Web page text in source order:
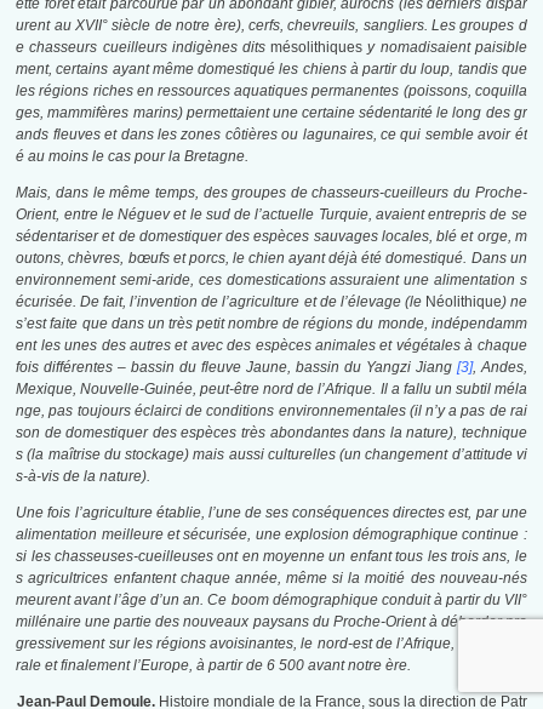
ette forêt était parcourue par un abondant gibier, aurochs (les derniers dispar
urent au XVII° siècle de notre ère), cerfs, chevreuils, sangliers. Les groupes d
e chasseurs cueilleurs indigènes ditsmésolithiques y nomadisaient paisible
ment, certains ayant même domestiqué les chiens à partir du loup, tandis que
les régions riches en ressources aquatiques permanentes (poissons, coquilla
ges, mammifères marins) permettaient une certaine sédentarité le long des gr
ands fleuves et dans les zones côtières ou lagunaires, ce qui semble avoir ét
é au moins le cas pour la Bretagne.
Mais, dans le même temps, des groupes de chasseurs-cueilleurs du Proche-
Orient, entre le Néguev et le sud de l’actuelle Turquie, avaient entrepris de se
sédentariser et de domestiquer des espèces sauvages locales, blé et orge, m
outons, chèvres, bœufs et porcs, le chien ayant déjà été domestiqué. Dans un
environnement semi-aride, ces domestications assuraient une alimentation s
écurisée. De fait, l’invention de l’agriculture et de l’élevage (le Néolithique) ne
s’est faite que dans un très petit nombre de régions du monde, indépendamm
ent les unes des autres et avec des espèces animales et végétales à chaque
fois différentes – bassin du fleuve Jaune, bassin du Yangzi Jiang [3], Andes,
Mexique, Nouvelle-Guinée, peut-être nord de l’Afrique. Il a fallu un subtil méla
nge, pas toujours éclairci de conditions environnementales (il n’y a pas de rai
son de domestiquer des espèces très abondantes dans la nature), technique
s (la maîtrise du stockage) mais aussi culturelles (un changement d’attitude vi
s-à-vis de la nature).
Une fois l’agriculture établie, l’une de ses conséquences directes est, par une
alimentation meilleure et sécurisée, une explosion démographique continue :
si les chasseuses-cueilleuses ont en moyenne un enfant tous les trois ans, le
s agricultrices enfantent chaque année, même si la moitié des nouveau-nés
meurent avant l’âge d’un an. Ce boom démographique conduit à partir du VII°
millénaire une partie des nouveaux paysans du Proche-Orient à déborder pro
gressivement sur les régions avoisinantes, le nord-est de l’Afrique, l’Asie cent
rale et finalement l’Europe, à partir de 6 500 avant notre ère.
Jean-Paul Demoule. Histoire mondiale de la France, sous la direction de Patr